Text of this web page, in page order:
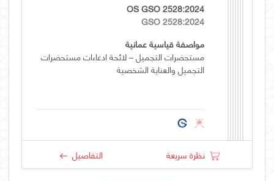
OS GSO 2528:2024
GSO 2528:2024
مواصفة قياسية عمانية
مستحضرات التجميل – لائحة ادعاءات مستحضرات
التجميل والعناية الشخصية
نظرة سريعة التفاصيل